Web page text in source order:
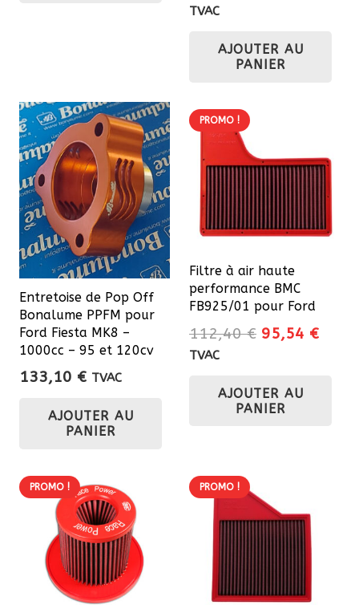
était :
422,00 €.
TVAC
AJOUTER AU
PANIER
Entretoise de Pop Off
Bonalume PPFM pour
Ford Fiesta MK8 –
1000cc – 95 et 120cv
133,10 € TVAC
AJOUTER AU
PANIER
PROMO !
Filtre à air haute
performance BMC
FB925/01 pour Ford
112,40€ Le
était :
112,40 €.
95,54 €Le
TVAC
AJOUTER AU
PANIER
PROMO ! PROMO !